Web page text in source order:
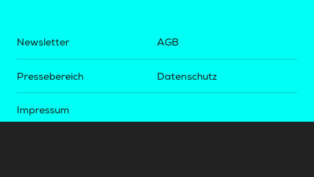
Newsletter
Pressebereich
Impressum
AGB
Datenschutz